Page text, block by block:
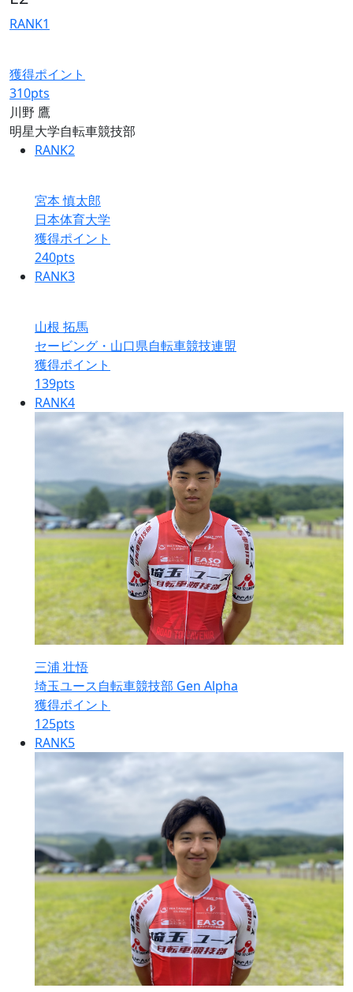
RANK1
獲得ポイント
310pts
川野 鷹
明星大学自転車競技部
RANK2
宮本 慎太郎
日本体育大学
獲得ポイント
240pts
RANK3
山根 拓馬
セービング・山口県自転車競技連盟
獲得ポイント
139pts
RANK4
三浦 壮悟
埼玉ユース自転車競技部 Gen Alpha
獲得ポイント
125pts
RANK5